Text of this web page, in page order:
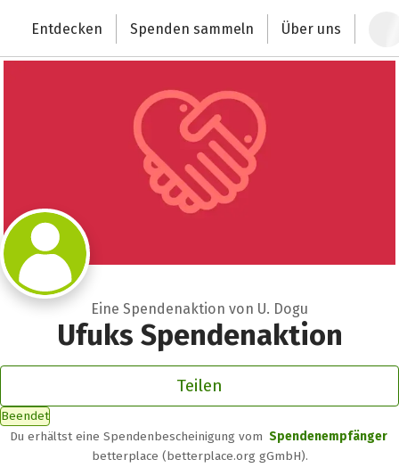
Deutschlands größte Spendenplattform
Entdecken Spenden sammeln Über uns
Eine Spendenaktion von U. Dogu
Ufuks Spendenaktion
Teilen
Beendet
Du erhältst eine Spendenbescheinigung vom Spendenempfänger
betterplace (betterplace.org gGmbH).